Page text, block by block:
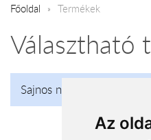
Az
Főoldal Termékek
Választható
Sajnos nincs talalat!